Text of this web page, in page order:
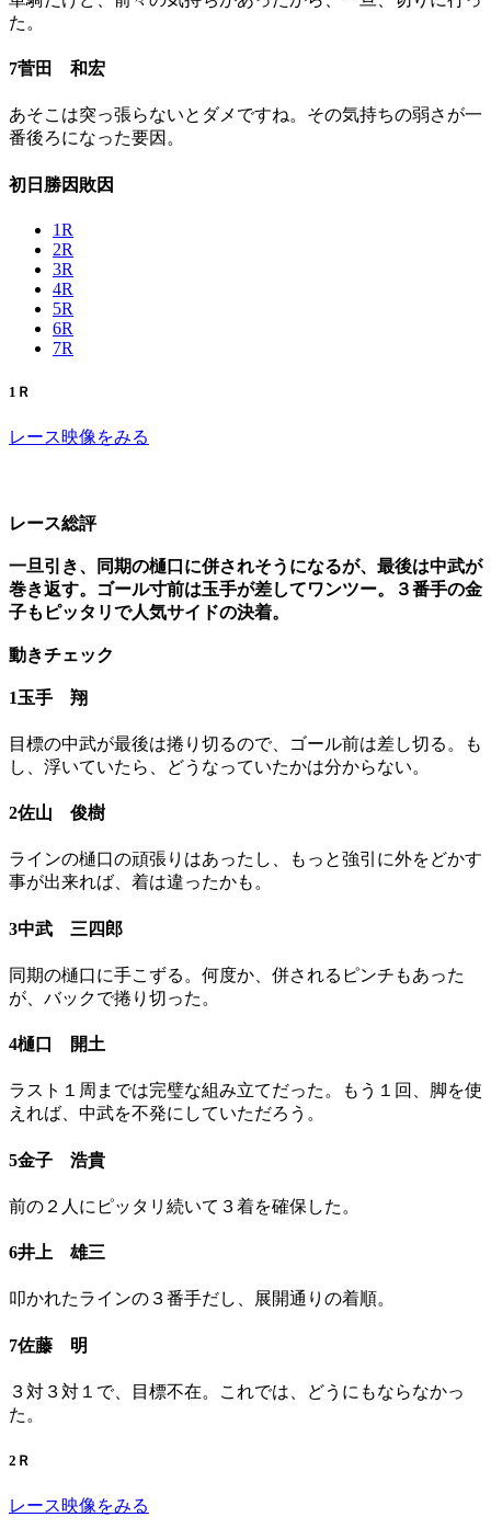
た。
7菅田 和宏
あそこは突っ張らないとダメですね。その気持ちの弱さが一
番後ろになった要因。
初日勝因敗因
1R
2R
3R
4R
5R
6R
7R
1Ｒ
レース映像をみる
レース総評
一旦引き、同期の樋口に併されそうになるが、最後は中武が
巻き返す。ゴール寸前は玉手が差してワンツー。３番手の金
子もピッタリで人気サイドの決着。
動きチェック
1玉手 翔
目標の中武が最後は捲り切るので、ゴール前は差し切る。も
し、浮いていたら、どうなっていたかは分からない。
2佐山 俊樹
ラインの樋口の頑張りはあったし、もっと強引に外をどかす
事が出来れば、着は違ったかも。
3中武 三四郎
同期の樋口に手こずる。何度か、併されるピンチもあった
が、バックで捲り切った。
4樋口 開土
ラスト１周までは完璧な組み立てだった。もう１回、脚を使
えれば、中武を不発にしていただろう。
5金子 浩貴
前の２人にピッタリ続いて３着を確保した。
6井上 雄三
叩かれたラインの３番手だし、展開通りの着順。
7佐藤 明
３対３対１で、目標不在。これでは、どうにもならなかっ
た。
2Ｒ
レース映像をみる